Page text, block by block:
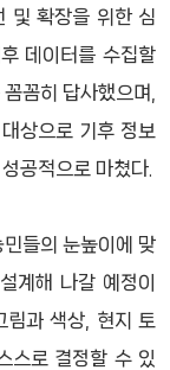
및 확장을 위한 심
데이터를 수집할
꼼히 답사했으며,
상으로 기후 정보
공적으로 마쳤다.
들의 눈높이에 맞
계해 나갈 예정이
림과 색상, 현지 토
스로 결정할 수 있